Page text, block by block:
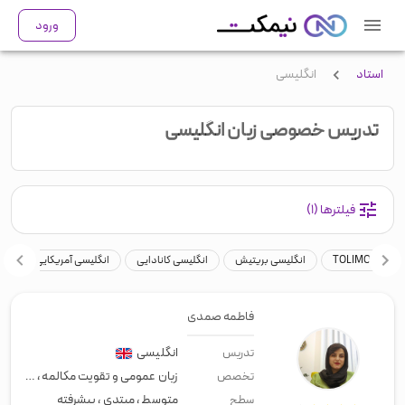
ورود
استاد انگلیسی
تدریس خصوصی زبان انگلیسی
فیلترها(۱)
TOLIMO انگلیسی بریتیش انگلیسی کانادایی انگلیسی آمریکایی
فاطمه صمدی
تدریس انگلیسی
تخصص زبان عمومی و تقویت مکالمه،
سطح متوسط،مبتدی،پیشرفته